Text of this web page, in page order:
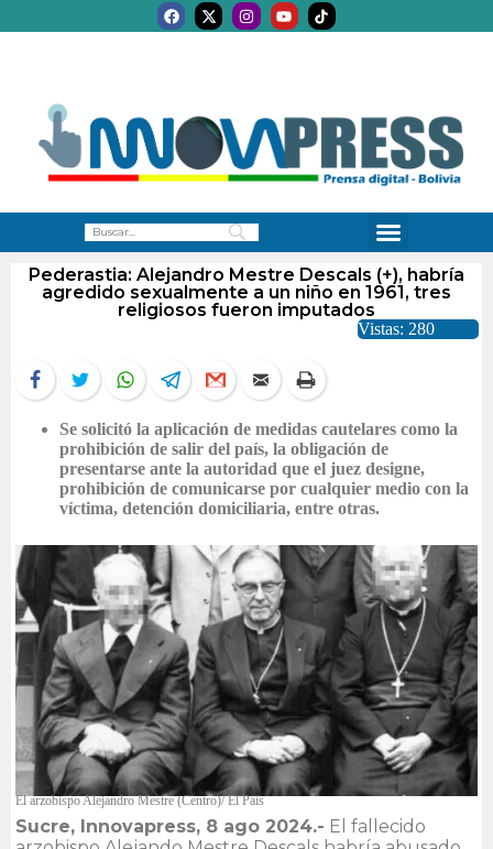
Pederastia: Alejandro Mestre Descals (+), habría
agredido sexualmente a un niño en 1961, tres
religiosos fueron imputados
Vistas: 280
Se solicitó la aplicación de medidas cautelares como la
prohibición de salir del país, la obligación de
presentarse ante la autoridad que el juez designe,
prohibición de comunicarse por cualquier medio con la
víctima, detención domiciliaria, entre otras.
El arzobispo Alejandro Mestre (Centro)/ El País
Sucre, Innovapress, 8 ago 2024.- El fallecido